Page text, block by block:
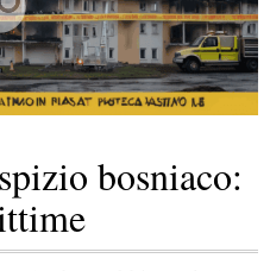
bosniaco: